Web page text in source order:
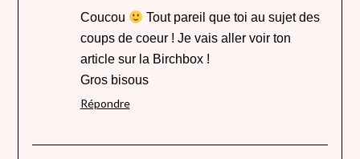
Coucou
Tout pareil que toi au sujet des
coups de coeur ! Je vais aller voir ton
article sur la Birchbox !
Gros bisous
Répondre